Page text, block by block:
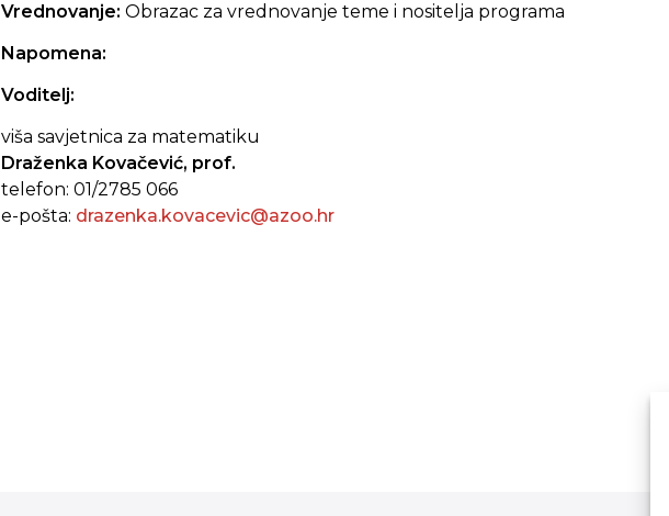
Vrednovanje: Obrazac za vrednovanje teme i nositelja programa
Napomena:
Voditelj:
viša savjetnica za matematiku
Draženka Kovačević, prof.
telefon: 01/2785 066
e-pošta: drazenka.kovacevic@azoo.hr